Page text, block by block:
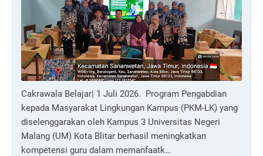
Cakrawala Belajar| 1 Juli 2026. Program Pengabdian
kepada Masyarakat Lingkungan Kampus (PKM-LK) yang
diselenggarakan oleh Kampus 3 Universitas Negeri
Malang (UM) Kota Blitar berhasil meningkatkan
kompetensi guru dalam memanfaatk…